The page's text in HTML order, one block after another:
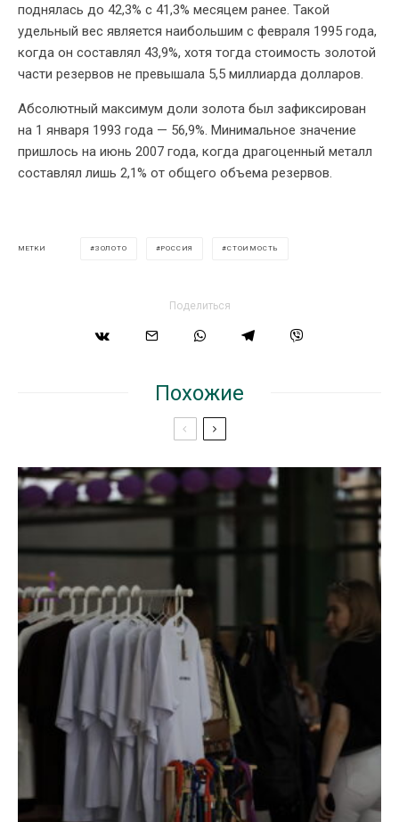
поднялась до 42,3% с 41,3% месяцем ранее. Такой
удельный вес является наибольшим с февраля 1995 года,
когда он составлял 43,9%, хотя тогда стоимость золотой
части резервов не превышала 5,5 миллиарда долларов.
Абсолютный максимум доли золота был зафиксирован
на 1 января 1993 года — 56,9%. Минимальное значение
пришлось на июнь 2007 года, когда драгоценный металл
составлял лишь 2,1% от общего объема резервов.
МЕТКИ ЗОЛОТО РОССИЯ СТОИМОСТЬ
Поделиться
Похожие